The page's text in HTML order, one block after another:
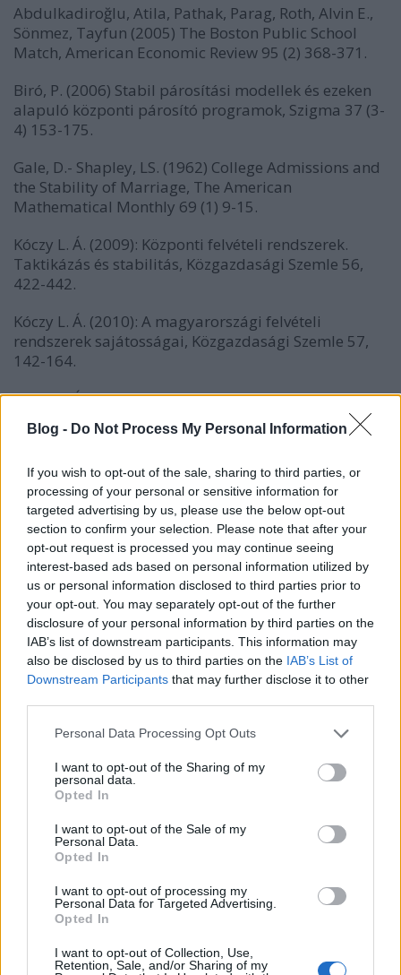
Blog - Do Not Process My Personal Information
If you wish to opt-out of the sale, sharing to third parties, or
processing of your personal or sensitive information for
targeted advertising by us, please use the below opt-out
section to confirm your selection. Please note that after your
opt-out request is processed you may continue seeing
interest-based ads based on personal information utilized by
us or personal information disclosed to third parties prior to
your opt-out. You may separately opt-out of the further
disclosure of your personal information by third parties on the
IAB’s list of downstream participants. This information may
also be disclosed by us to third parties on the IAB’s List of
Downstream Participants that may further disclose it to other
Please note that this website/app uses one or more Google
not limited to your visit or usage behaviour. You may click to
grant or deny consent to Google and its third-party tags to
use your data for below specified purposes in below Google
consent section.
Personal Data Processing Opt Outs
I want to opt-out of the Sharing of my
personal data.
Opted In
I want to opt-out of the Sale of my
Personal Data.
Opted In
I want to opt-out of processing my
Personal Data for Targeted Advertising.
Opted In
I want to opt-out of Collection, Use,
Retention, Sale, and/or Sharing of my
Abdulkadiroğlu, Atila, Pathak, Parag, Roth, Alvin E.,
Sönmez, Tayfun (2005) The Boston Public School
Match, American Economic Review 95 (2) 368-371 .
Biró, P. (2006) Stabil párosítási modellek és ezeken
alapuló központi párosító programok, Szigma 37 (3-
4) 153-175.
Gale, D.- Shapley, LS. (1962) College Admissions and
the Stability of Marriage, The American
Mathematical Monthly 69 (1) 9-15.
Kóczy L. Á. (2009): Központi felvételi rendszerek.
Taktikázás és stabilitás, Közgazdasági Szemle 56,
422-442.
Kóczy L. Á. (2010): A magyarországi felvételi
rendszerek sajátosságai, Közgazdasági Szemle 57,
142-164.
Kóczy L. Á. (2011): Lisszaboni kilátások,
Közgazdasági Szemle 58, 1045-1058.
általánosított súlyozott szavazási játékok,
Közgazdasági Szemle 58, 543-551.
Rees, Michael A. - Kopke, Jonathan E. - Pelletier,
Ronald P. - Segev, Dorry L. - Rutter, Matthew E. -
Fabrega, Alfredo J. - Rogers, Jeffrey - Pankewycz, Oleh
G. - Hiller, Janet - Roth, Alvin E. - Sandholm, Tuomas -
Ünver, M. Utku - Montgomery, Robert M. (2009) A
Nonsimultaneous, Extended, Altruistic-Donor Chain.
New England Journal of Medicine 360(11) 1096-
1101.
Roth, Alvin E. (1982) The Economics of Matching:
Stability and Incentives, Mathematics of Operations
Roth, Alvin E. (1984) The Evolution of the Labor
Market for Medical Interns and Residents: A Case
Study in Game Theory, Journal of Political Economy,
92 (6) 991-1016.
Roth, Alvin E. (1985) The college admissions problem
is not equivalent to the marriage problem, Journal of
Economic Theory, 36 (2) 277-288.
Roth, Alvin E. (1986) On the allocation of residents to